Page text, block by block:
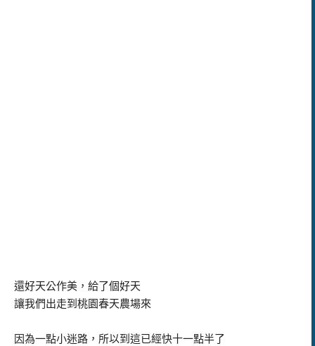
還好天公作美，給了個好天
讓我們出走到桃園春天農場來
因為一點小迷路，所以到這已經快十一點半了